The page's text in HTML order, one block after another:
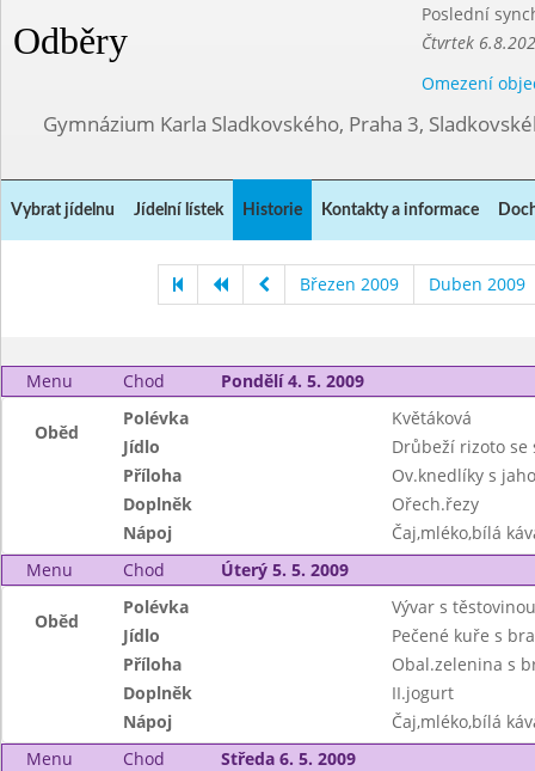
Odběry
Poslední
Čtvrtek
Omezení
Gymnázium Karla Sladkovského, Praha 3,
Vybrat jídelnu Jídelní lístek Historie Kontakty a informace
Březen 2009 Duben 2009
Menu Chod Pondělí 4. 5. 2009
Oběd
Polévka
Květáková
Jídlo
Drůbeží rizoto se
Příloha
Ov.knedlíky s
Doplněk
Ořech.řezy
Nápoj
Čaj,mléko,bílá
Menu
Chod Úterý 5. 5. 2009
Oběd
Polévka
Vývar s těstovinou
Jídlo
Pečené kuře s
Příloha
Obal.zelenina s
Doplněk
II.jogurt
Nápoj
Čaj,mléko,bílá
Menu
Chod Středa 6. 5. 2009